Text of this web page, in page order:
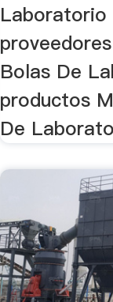
Laboratorio
Bolas De
productos
De